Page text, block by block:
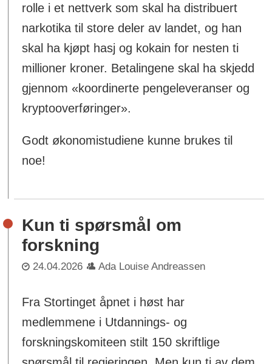
rolle i et nettverk som skal ha distribuert
narkotika til store deler av landet, og han
skal ha kjøpt hasj og kokain for nesten ti
millioner kroner. Betalingene skal ha skjedd
gjennom «koordinerte pengeleveranser og
kryptooverføringer».
Godt økonomistudiene kunne brukes til
noe!
Kun ti spørsmål om
forskning
24.04.2026 Ada Louise Andreassen
Fra Stortinget åpnet i høst har
medlemmene i Utdannings- og
forskningskomiteen stilt 150 skriftlige